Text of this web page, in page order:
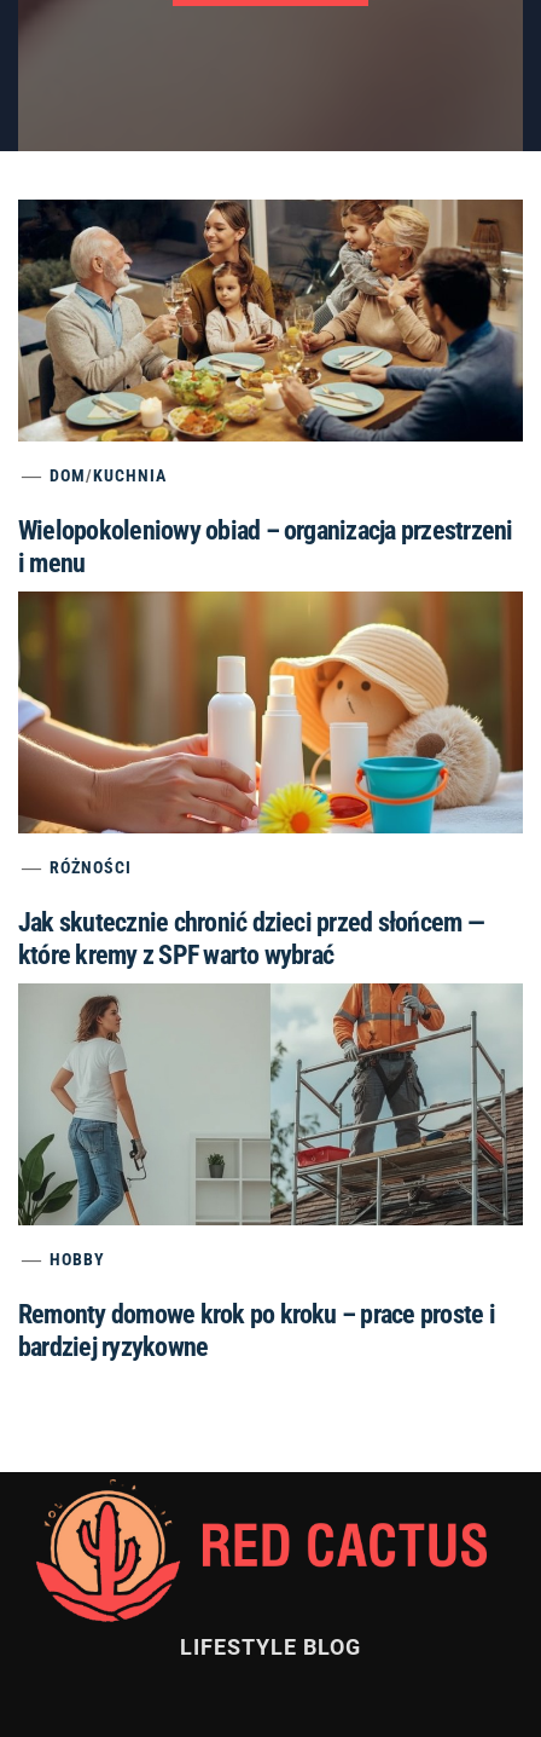
DOM/KUCHNIA
Wielopokoleniowy obiad – organizacja przestrzeni
i menu
RÓŻNOŚCI
Jak skutecznie chronić dzieci przed słońcem —
które kremy z SPF warto wybrać
HOBBY
Remonty domowe krok po kroku – prace proste i
bardziej ryzykowne
LIFESTYLE BLOG